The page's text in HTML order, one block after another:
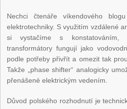
Nechci čtenáře víkendového
elektrotechniky. S využitím vzdálené
si vystačíme s konstatováním,
transformátory fungují jako
podle potřeby přivřít a omezit tak
Takže „phase shifter“ analogicky
přenášené elektrickým vedením.
Důvod polského rozhodnutí je